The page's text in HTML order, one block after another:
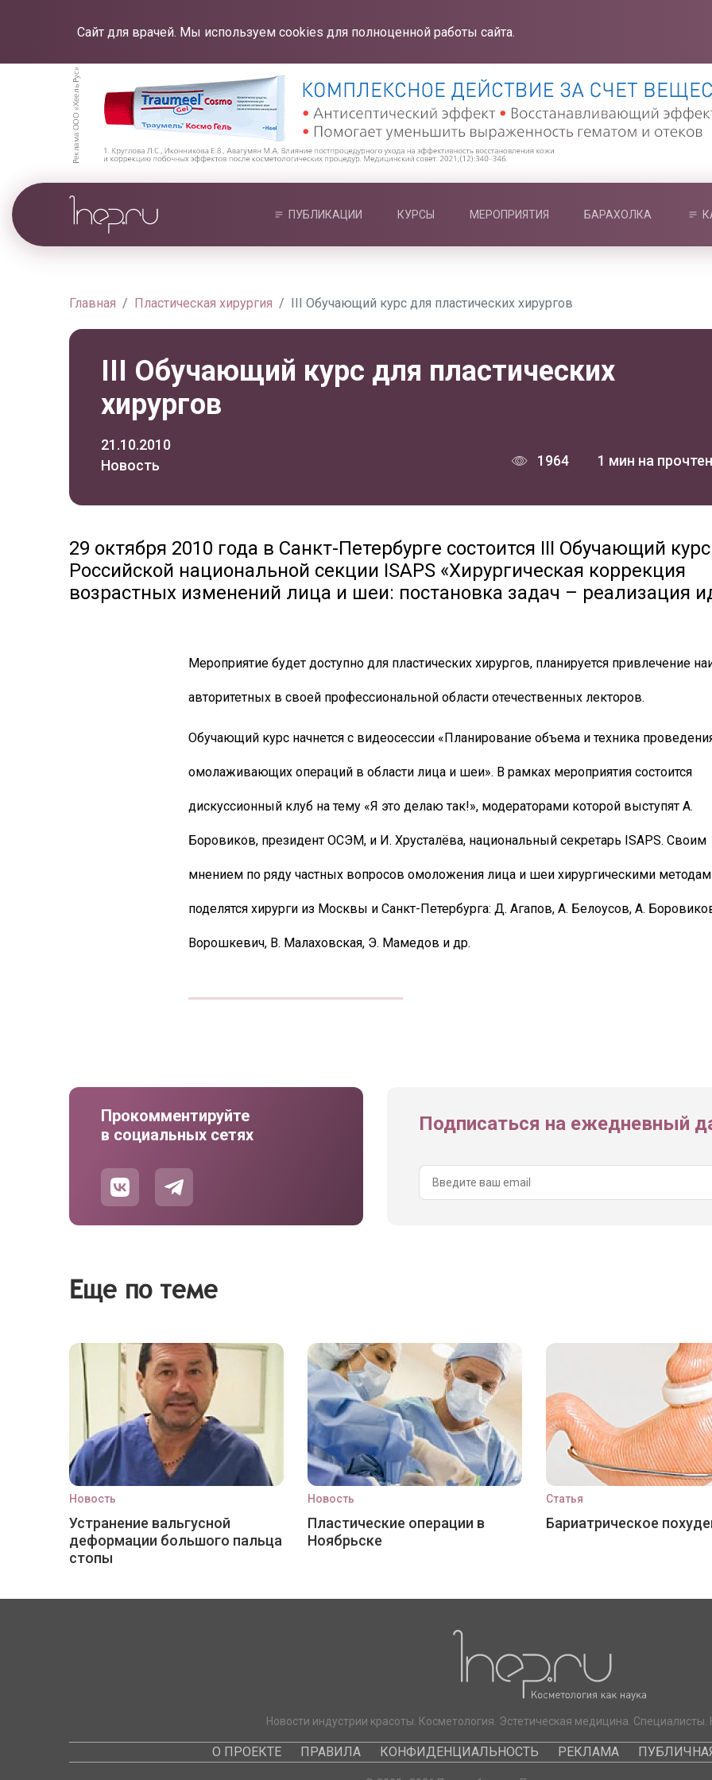
Сайт для врачей. Мы используем cookies для полноценной работы сайта.
ПУБЛИКАЦИИ КУРСЫ МЕРОПРИЯТИЯ БАРАХОЛКА
Главная Пластическая хирургия III Обучающий курс для пластических хирургов
III Обучающий курс для пластических
хирургов
21.10.2010
Новость
1964 1 мин на
29 октября 2010 года в Санкт-Петербурге состоится III Обучающий курс
Российской национальной секции ISAPS «Хирургическая коррекция
возрастных изменений лица и шеи: постановка задач – реализация
Мероприятие будет доступно для пластических хирургов, планируется привлечение
авторитетных в своей профессиональной области отечественных лекторов.
Обучающий курс начнется с видеосессии «Планирование объема и техника
омолаживающих операций в области лица и шеи». В рамках мероприятия состоится
дискуссионный клуб на тему «Я это делаю так!», модераторами которой выступят А.
Боровиков, президент ОСЭМ, и И. Хрусталёва, национальный секретарь ISAPS. Своим
мнением по ряду частных вопросов омоложения лица и шеи хирургическими
поделятся хирурги из Москвы и Санкт-Петербурга: Д. Агапов, А. Белоусов, А.
Ворошкевич, В. Малаховская, Э. Мамедов и др.
Прокомментируйте
в социальных сетях
Подписаться на ежедневный
Еще по теме
Новость
Устранение вальгусной
деформации большого пальца
стопы
Новость
Пластические операции в
Ноябрьске
Статья
Бариатрическое
Новости индустрии красоты. Косметология. Эстетическая медицина. Специалисты.
О ПРОЕКТЕ ПРАВИЛА КОНФИДЕНЦИАЛЬНОСТЬ РЕКЛАМА